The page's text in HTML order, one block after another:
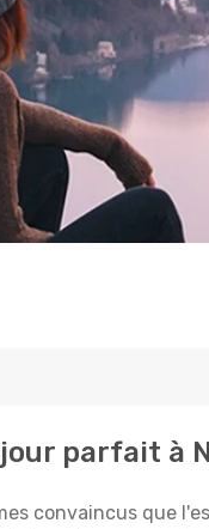
parfait à
convaincus que